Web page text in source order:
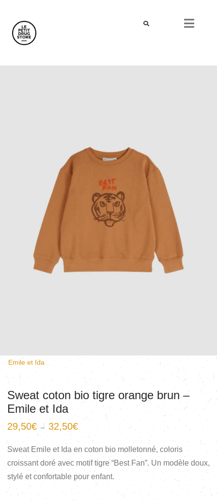
Emile et Ida
Sweat coton bio tigre orange brun –
Emile et Ida
29,50€ – 32,50€
Sweat Emile et Ida en coton bio molletonné, coloris
croissant doré avec motif tigre “Best Fan”. Un modèle doux,
stylé et confortable pour enfant.